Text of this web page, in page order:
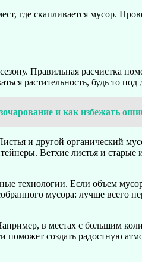
где скапливается мусор.
Правильная расчистка
растительность, будь то
и как избежать
и другой органический
Ветхие листья и
технологии. Если объем
мусора: лучше всего
в местах с большим
создать радостную